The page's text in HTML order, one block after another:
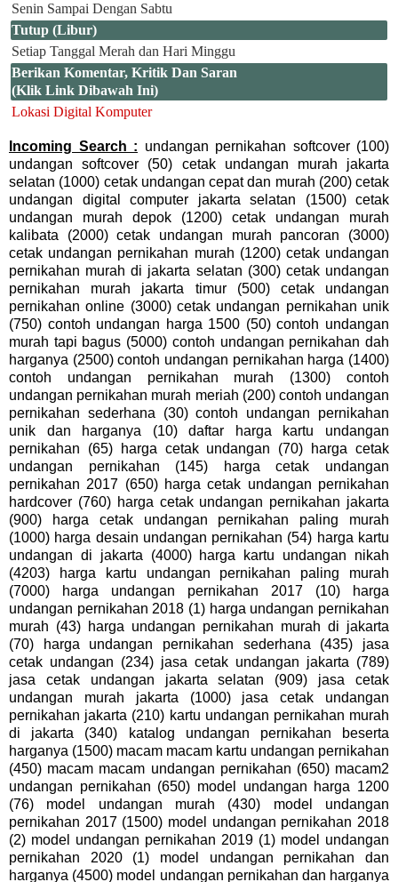
Senin Sampai Dengan Sabtu
Tutup (Libur)
Setiap Tanggal Merah dan Hari Minggu
Berikan Komentar, Kritik Dan Saran
(Klik Link Dibawah Ini)
Lokasi Digital Komputer
Incoming Search : undangan pernikahan softcover (100)
undangan softcover (50) cetak undangan murah jakarta
selatan (1000) cetak undangan cepat dan murah (200) cetak
undangan digital computer jakarta selatan (1500) cetak
undangan murah depok (1200) cetak undangan murah
kalibata (2000) cetak undangan murah pancoran (3000)
cetak undangan pernikahan murah (1200) cetak undangan
pernikahan murah di jakarta selatan (300) cetak undangan
pernikahan murah jakarta timur (500) cetak undangan
pernikahan online (3000) cetak undangan pernikahan unik
(750) contoh undangan harga 1500 (50) contoh undangan
murah tapi bagus (5000) contoh undangan pernikahan dah
harganya (2500) contoh undangan pernikahan harga (1400)
contoh undangan pernikahan murah (1300) contoh
undangan pernikahan murah meriah (200) contoh undangan
pernikahan sederhana (30) contoh undangan pernikahan
unik dan harganya (10) daftar harga kartu undangan
pernikahan (65) harga cetak undangan (70) harga cetak
undangan pernikahan (145) harga cetak undangan
pernikahan 2017 (650) harga cetak undangan pernikahan
hardcover (760) harga cetak undangan pernikahan jakarta
(900) harga cetak undangan pernikahan paling murah
(1000) harga desain undangan pernikahan (54) harga kartu
undangan di jakarta (4000) harga kartu undangan nikah
(4203) harga kartu undangan pernikahan paling murah
(7000) harga undangan pernikahan 2017 (10) harga
undangan pernikahan 2018 (1) harga undangan pernikahan
murah (43) harga undangan pernikahan murah di jakarta
(70) harga undangan pernikahan sederhana (435) jasa
cetak undangan (234) jasa cetak undangan jakarta (789)
jasa cetak undangan jakarta selatan (909) jasa cetak
undangan murah jakarta (1000) jasa cetak undangan
pernikahan jakarta (210) kartu undangan pernikahan murah
di jakarta (340) katalog undangan pernikahan beserta
harganya (1500) macam macam kartu undangan pernikahan
(450) macam macam undangan pernikahan (650) macam2
undangan pernikahan (650) model undangan harga 1200
(76) model undangan murah (430) model undangan
pernikahan 2017 (1500) model undangan pernikahan 2018
(2) model undangan pernikahan 2019 (1) model undangan
pernikahan 2020 (1) model undangan pernikahan dan
harganya (4500) model undangan pernikahan dan harganya